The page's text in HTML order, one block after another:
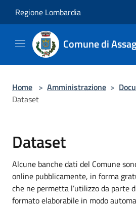
Regione Lombardia
Comune di
Home > Amministrazione >
Dataset
Dataset
Alcune banche dati del Comune
online pubblicamente, in forma
che ne permetta l’utilizzo da parte
formato elaborabile in modo